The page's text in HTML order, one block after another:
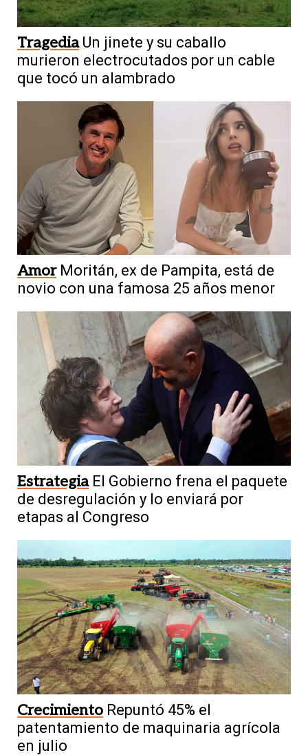
Tragedia Un jinete y su caballo
murieron electrocutados por un cable
que tocó un alambrado
Amor Moritán, ex de Pampita, está de
novio con una famosa 25 años menor
Estrategia El Gobierno frena el paquete
de desregulación y lo enviará por
etapas al Congreso
Crecimiento Repuntó 45% el
patentamiento de maquinaria agrícola
en julio